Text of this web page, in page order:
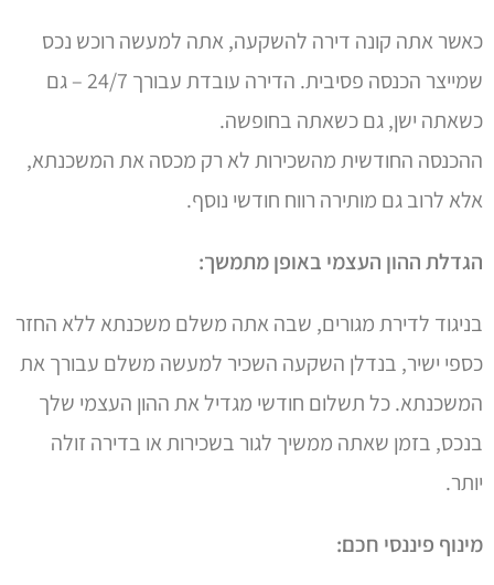
כאשר אתה קונה דירה להשקעה, אתה למעשה רוכש נכס
שמייצר הכנסה פסיבית. הדירה עובדת עבורך 24/7 – גם
כשאתה ישן, גם כשאתה בחופשה.
ההכנסה החודשית מהשכירות לא רק מכסה את המשכנתא,
אלא לרוב גם מותירה רווח חודשי נוסף.
הגדלת ההון העצמי באופן מתמשך:
בניגוד לדירת מגורים, שבה אתה משלם משכנתא ללא החזר
כספי ישיר, בנדלן השקעה השכיר למעשה משלם עבורך את
המשכנתא. כל תשלום חודשי מגדיל את ההון העצמי שלך
בנכס, בזמן שאתה ממשיך לגור בשכירות או בדירה זולה
יותר.
מינוף פיננסי חכם: